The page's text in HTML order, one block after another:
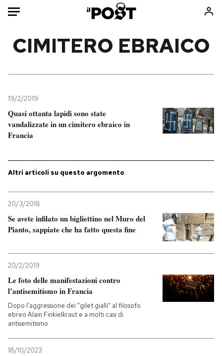
Mondo
Politica
Tecnologia
Internet
Cultura
Consumismi
Storie/Idee
I MIEI PREFERITI
SHOP
CIMITERO EBRAICO
19/2/2019
Quasi ottanta lapidi sono state
vandalizzate in un cimitero ebraico in
Francia
Altri articoli su questo argomento
20/3/2018
Se avete infilato un bigliettino nel Muro del
Pianto, sappiate che ha fatto questa fine
20/2/2019
Le foto delle manifestazioni contro
l’antisemitismo in Francia
Dopo l'aggressione dei "gilet gialli" al filosofo
ebreo Alain Finkielkraut e a molti casi di
antisemitismo
18/10/2023